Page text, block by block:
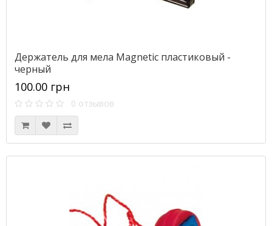
Держатель для мела Magnetic пластиковый -
черный
100.00 грн
0 отзывов